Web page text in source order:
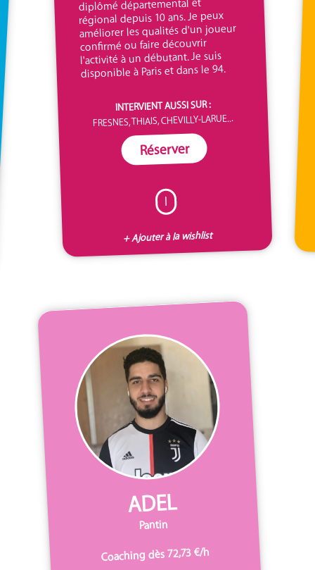
diplômé départemental et
régional depuis 10 ans. Je peux
améliorer les qualités d'un joueur
confirmé ou faire découvrir
l'activité à un débutant. Je suis
disponible à Paris et dans le 94.
INTERVIENT AUSSI SUR :
FRESNES, THIAIS, CHEVILLY-LARUE...
Réserver
I
+ Ajouter à la wishlist
ADEL
Pantin
Coaching dès 72,73 €/h